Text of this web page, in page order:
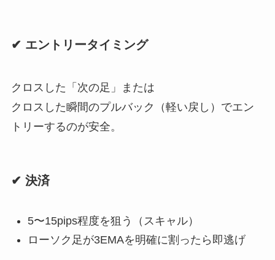
✔ エントリータイミング
クロスした「次の足」または
クロスした瞬間のプルバック（軽い戻し）でエン
トリーするのが安全。
✔ 決済
5〜15pips程度を狙う（スキャル）
ローソク足が3EMAを明確に割ったら即逃げ